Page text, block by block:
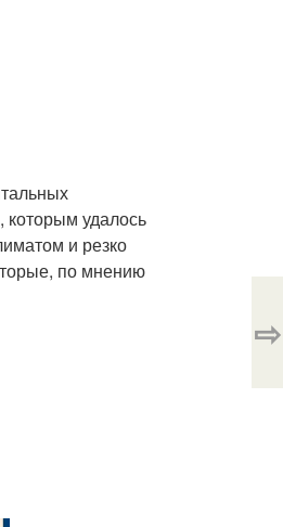
которым удалось
и резко
по мнению
⇨